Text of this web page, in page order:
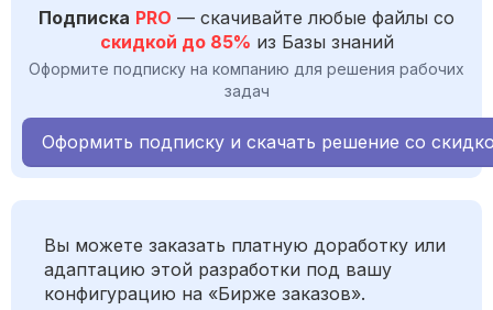
Подписка PRO — скачивайте любые файлы со
скидкой до 85% из Базы знаний
Оформите подписку на компанию для решения рабочих
задач
Оформить подписку и скачать решение со
Вы можете заказать платную доработку или
адаптацию этой разработки под вашу
конфигурацию на «Бирже заказов».